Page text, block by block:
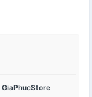
GiaPhucStore